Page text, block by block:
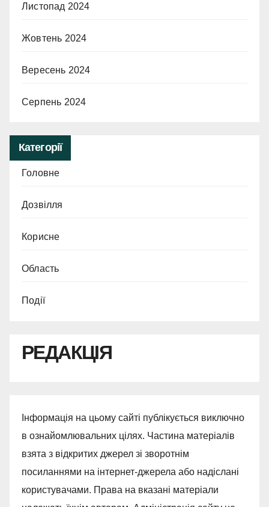
Листопад 2024
Жовтень 2024
Вересень 2024
Серпень 2024
Категорії
Головне
Дозвілля
Корисне
Область
Події
РЕДАКЦІЯ
Інформація на цьому сайті публікується виключно
в ознайомлювальних цілях. Частина матеріалів
взята з відкритих джерел зі зворотнім
посиланнями на інтернет-джерела або надіслані
користувачами. Права на вказані матеріали